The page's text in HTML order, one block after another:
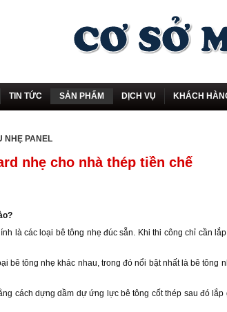
TIN TỨC SẢN PHẨM DỊCH VỤ KHÁCH
NHẸ PANEL
nhẹ cho nhà thép tiền chế
là các loại bê tông nhẹ đúc sẵn. Khi thi công chỉ cần
bê tông nhẹ khác nhau, trong đó nổi bật nhất là bê tông
cách dựng dầm dự ứng lực bê tông cốt thép sau đó